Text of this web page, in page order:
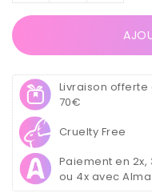
Gel
Color
Pro
5ml
4781
-
Rose
Flash
Gel
Color
Pro
4781
Rose
Flash
Livraison offerte
70€
Cruelty Free
Paiement en 2x,
ou 4x avec Alma